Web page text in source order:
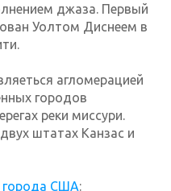
джаза. Первый
Уолтом Диснеем в
агломерацией
городов
реки миссури.
штатах Канзас и
города США: